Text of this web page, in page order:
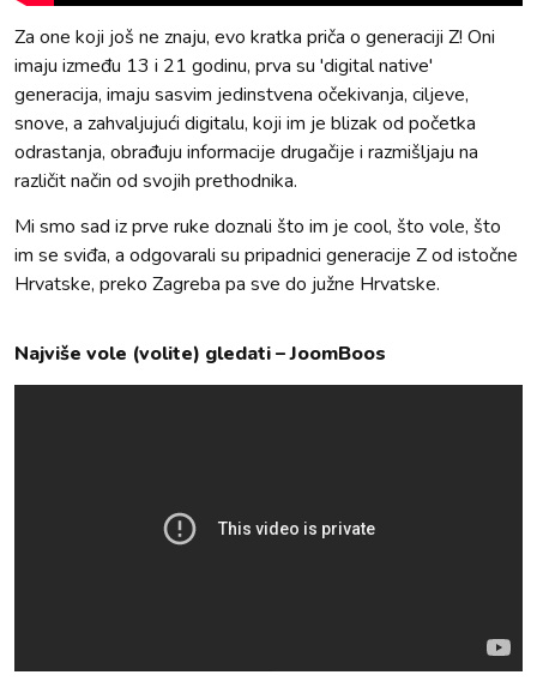
Za one koji još ne znaju, evo kratka priča o generaciji Z! Oni
imaju između 13 i 21 godinu, prva su 'digital native'
generacija, imaju sasvim jedinstvena očekivanja, ciljeve,
snove, a zahvaljujući digitalu, koji im je blizak od početka
odrastanja, obrađuju informacije drugačije i razmišljaju na
različit način od svojih prethodnika.
Mi smo sad iz prve ruke doznali što im je cool, što vole, što
im se sviđa, a odgovarali su pripadnici generacije Z od istočne
Hrvatske, preko Zagreba pa sve do južne Hrvatske.
Najviše vole (volite) gledati – JoomBoos